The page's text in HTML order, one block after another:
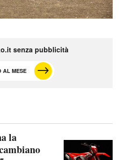
senza pubblicità
AL MESE
la